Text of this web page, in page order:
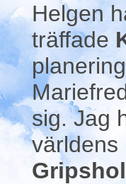
Helgen
träffade
sig. Jag
världens